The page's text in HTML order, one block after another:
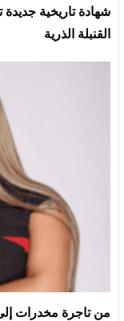
شهادة تاريخية
القنبلة الذرية
من تاجرة مخدرات